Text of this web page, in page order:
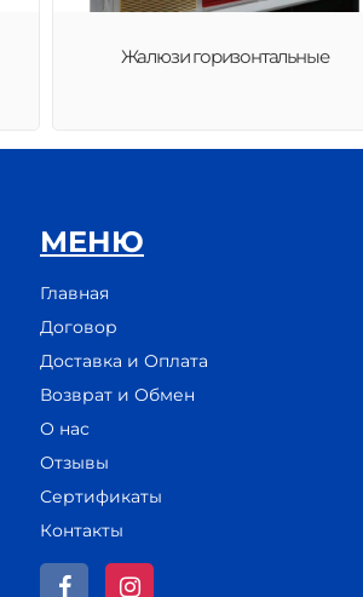
Жалюзи горизонтальные
МЕНЮ
Главная
Договор
Доставка и Оплата
Возврат и Обмен
О нас
Отзывы
Сертификаты
Контакты